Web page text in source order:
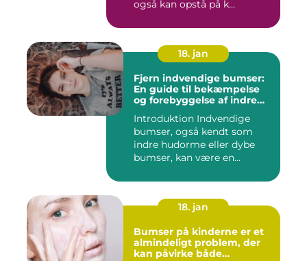
også kan opstå på k...
18. jan
Fjern indvendige bumser:
En guide til bekæmpelse
og forebyggelse af indre
Introduktion Indvendige
bumser, også kendt som
indre hudorme eller dybe
bumser, kan være en
18. jan
Bumser på kinderne er et
almindeligt problem, der
kan påvirke både